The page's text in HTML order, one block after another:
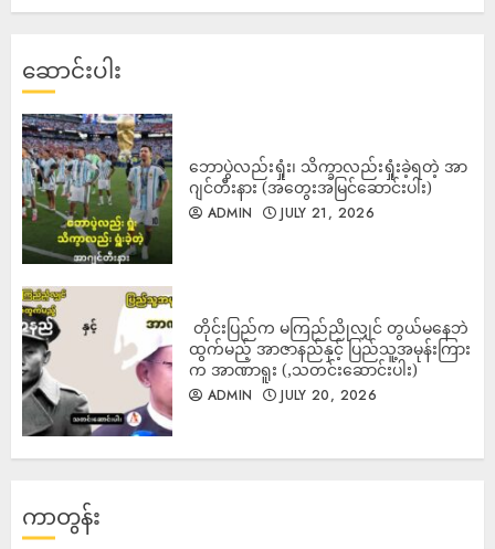
ဆောင်းပါး
ဘောပွဲလည်းရှုံး၊ သိက္ခာလည်းရှုံးခဲ့ရတဲ့ အာ
ဂျင်တီးနား (အတွေးအမြင်ဆောင်းပါး)
ADMIN JULY 21, 2026
‎ တိုင်းပြည်က မကြည်ညိုလျှင် တွယ်မနေဘဲ
ထွက်မည့် အာဇာနည်နှင့် ပြည်သူ့အမုန်းကြား
က အာဏာရူး (,သတင်းဆောင်းပါး)
ADMIN JULY 20, 2026
ကာတွန်း